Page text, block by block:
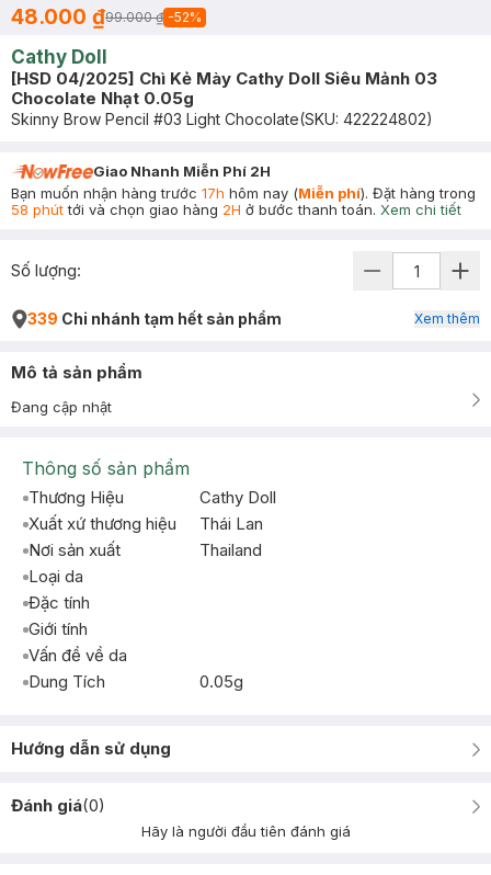
48.000 ₫99.000 ₫ -52%
Cathy Doll
[HSD 04/2025] Chì Kẻ Mày Cathy Doll Siêu Mảnh 03
Chocolate Nhạt 0.05g
Skinny Brow Pencil #03 Light Chocolate(SKU: 422224802)
Giao Nhanh Miễn Phí 2H
Bạn muốn nhận hàng trước 17h hôm nay (Miễn phí). Đặt hàng trong
58 phúttới và chọn giao hàng 2H ở bước thanh toán. Xem chi tiết
Số lượng:
339 Chi nhánh tạm hết sản phẩm Xem thêm
Mô tả sản phẩm
Đang cập nhật
Thông số sản phẩm
Thương Hiệu
Cathy Doll
Xuất xứ thương hiệu
Thái Lan
Nơi sản xuất
Thailand
Loại da
Đặc tính
Giới tính
Vấn đề về da
Dung Tích
0.05g
Hướng dẫn sử dụng
Đánh giá(0)
Hãy là người đầu tiên đánh giá